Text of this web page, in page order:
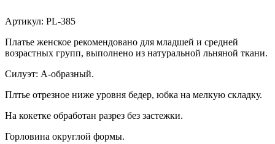
Артикул: PL-385
Платье женское рекомендовано для младшей и средней
возрастных групп, выполнено из натуральной льняной ткани.
Силуэт: А-образный.
Плтье отрезное ниже уровня бедер, юбка на мелкую складку.
На кокетке обработан разрез без застежки.
Горловина округлой формы.